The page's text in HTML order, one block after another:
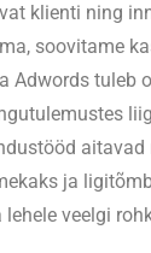
klienti ning
soovitame
Adwords tuleb
aitavad
ja
veelgi